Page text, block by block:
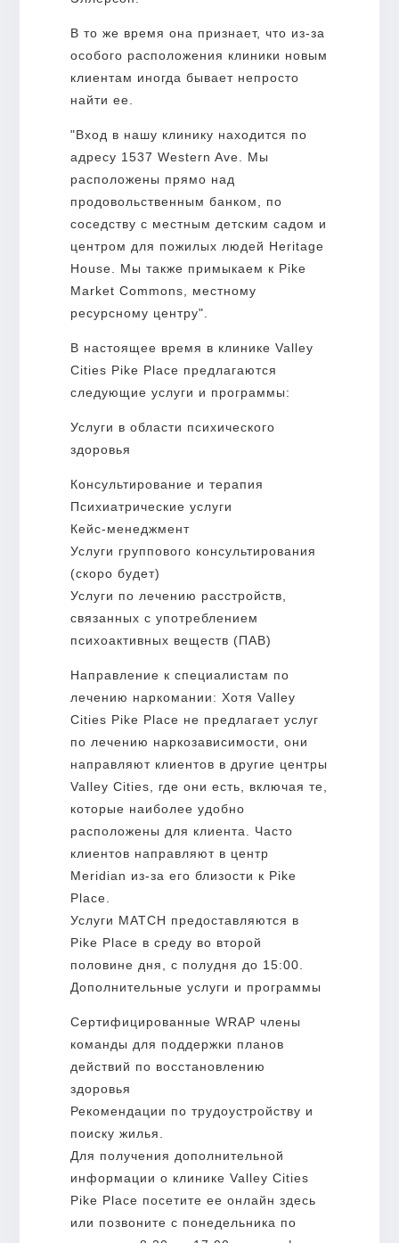
В то же время она признает, что из-за
особого расположения клиники новым
клиентам иногда бывает непросто
найти ее.
"Вход в нашу клинику находится по
адресу 1537 Western Ave. Мы
расположены прямо над
продовольственным банком, по
соседству с местным детским садом и
центром для пожилых людей Heritage
House. Мы также примыкаем к Pike
Market Commons, местному
ресурсному центру".
В настоящее время в клинике Valley
Cities Pike Place предлагаются
следующие услуги и программы:
Услуги в области психического
здоровья
Консультирование и терапия
Психиатрические услуги
Кейс-менеджмент
Услуги группового консультирования
(скоро будет)
Услуги по лечению расстройств,
связанных с употреблением
психоактивных веществ (ПАВ)
Направление к специалистам по
лечению наркомании: Хотя Valley
Cities Pike Place не предлагает услуг
по лечению наркозависимости, они
направляют клиентов в другие центры
Valley Cities, где они есть, включая те,
которые наиболее удобно
расположены для клиента. Часто
клиентов направляют в центр
Meridian из-за его близости к Pike
Place.
Услуги MATCH предоставляются в
Pike Place в среду во второй
половине дня, с полудня до 15:00.
Дополнительные услуги и программы
Сертифицированные WRAP члены
команды для поддержки планов
действий по восстановлению
здоровья
Рекомендации по трудоустройству и
поиску жилья.
Для получения дополнительной
информации о клинике Valley Cities
Pike Place посетите ее онлайн здесь
или позвоните с понедельника по